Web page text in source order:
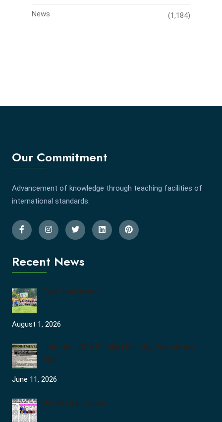
News (1,184)
Our Commitment
Advancement of knowledge through teaching facilities of
international standards.
Recent News
Tree Plantation
August 1, 2026
Join the JCDV Family | Faculty Recruitment
Open
June 11, 2026
University Topper